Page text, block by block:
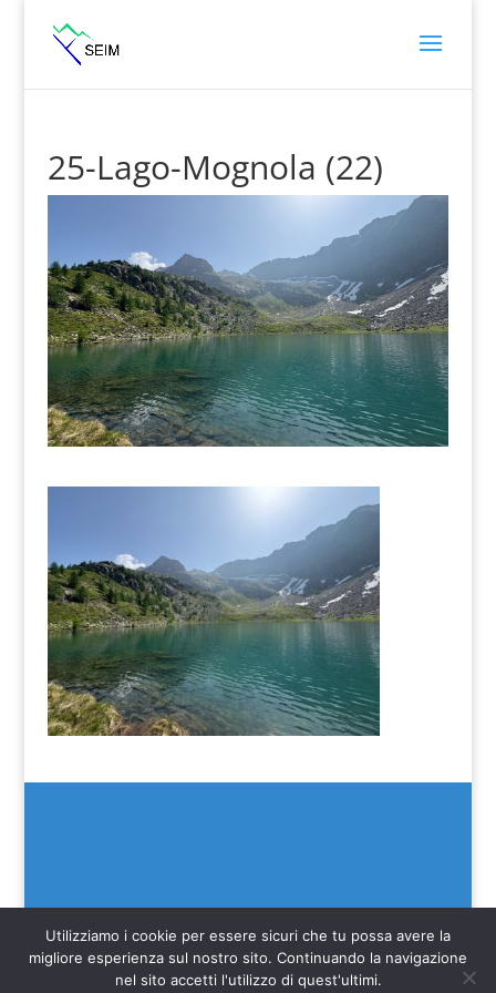
25-Lago-Mognola (22)
Utilizziamo i cookie per essere sicuri che tu possa avere la
migliore esperienza sul nostro sito. Continuando la navigazione
nel sito accetti l'utilizzo di quest'ultimi.